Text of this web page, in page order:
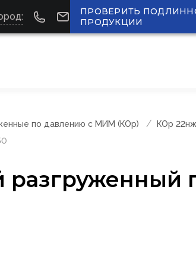
ПРОВЕРИТЬ
ПРОДУКЦИИ
по давлению с МИМ (КОр)
КОр
разгруженный